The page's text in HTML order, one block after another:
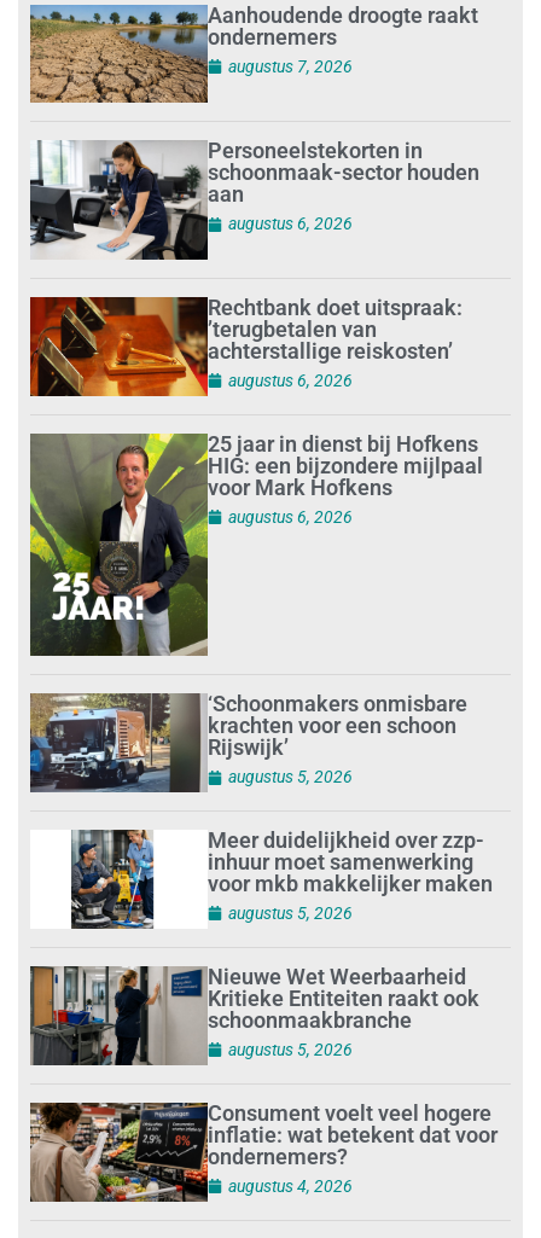
Aanhoudende droogte raakt
ondernemers
augustus 7, 2026
Personeelstekorten in
schoonmaak-sector houden
aan
augustus 6, 2026
Rechtbank doet uitspraak:
’terugbetalen van
achterstallige reiskosten’
augustus 6, 2026
25 jaar in dienst bij Hofkens
HIG: een bijzondere mijlpaal
voor Mark Hofkens
augustus 6, 2026
‘Schoonmakers onmisbare
krachten voor een schoon
Rijswijk’
augustus 5, 2026
Meer duidelijkheid over zzp-
inhuur moet samenwerking
voor mkb makkelijker maken
augustus 5, 2026
Nieuwe Wet Weerbaarheid
Kritieke Entiteiten raakt ook
schoonmaakbranche
augustus 5, 2026
Consument voelt veel hogere
inflatie: wat betekent dat voor
ondernemers?
augustus 4, 2026